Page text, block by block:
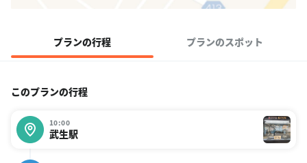
プランの行程 プランのスポット
このプランの行程
10:00
武生駅